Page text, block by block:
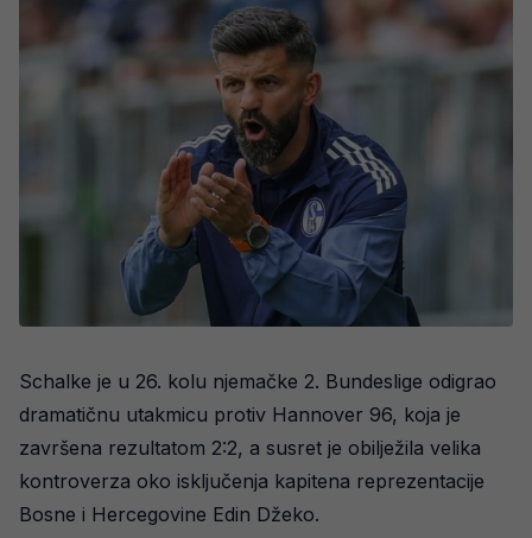
Schalke je u 26. kolu njemačke 2. Bundeslige odigrao
dramatičnu utakmicu protiv Hannover 96, koja je
završena rezultatom 2:2, a susret je obilježila velika
kontroverza oko isključenja kapitena reprezentacije
Bosne i Hercegovine Edin Džeko.